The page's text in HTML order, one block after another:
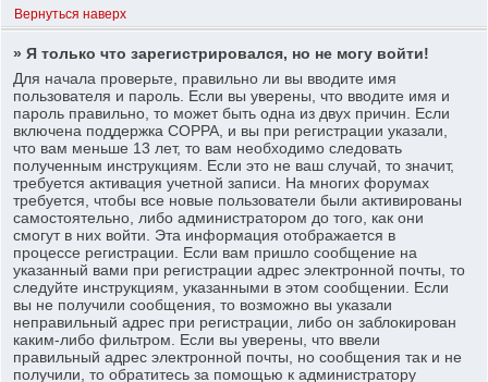
Вернуться наверх
» Я только что зарегистрировался, но не могу войти!
Для начала проверьте, правильно ли вы вводите имя
пользователя и пароль. Если вы уверены, что вводите имя и
пароль правильно, то может быть одна из двух причин. Если
включена поддержка COPPA, и вы при регистрации указали,
что вам меньше 13 лет, то вам необходимо следовать
полученным инструкциям. Если это не ваш случай, то значит,
требуется активация учетной записи. На многих форумах
требуется, чтобы все новые пользователи были активированы
самостоятельно, либо администратором до того, как они
смогут в них войти. Эта информация отображается в
процессе регистрации. Если вам пришло сообщение на
указанный вами при регистрации адрес электронной почты, то
следуйте инструкциям, указанными в этом сообщении. Если
вы не получили сообщения, то возможно вы указали
неправильный адрес при регистрации, либо он заблокирован
каким-либо фильтром. Если вы уверены, что ввели
правильный адрес электронной почты, но сообщения так и не
получили, то обратитесь за помощью к администратору